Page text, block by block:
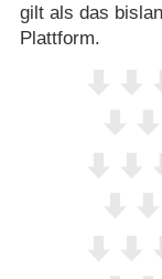
gilt als das
Plattform.